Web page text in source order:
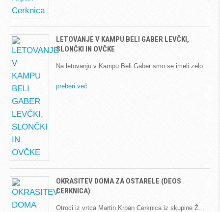
LETOVANJE V KAMPU BELI GABER LEVČKI,
SLONČKI IN OVČKE
Na letovanju v Kampu Beli Gaber smo se imeli zelo
preberi več
OKRASITEV DOMA ZA OSTARELE (DEOS
CERKNICA)
Otroci iz vrtca Martin Krpan Cerknica iz skupine Ž